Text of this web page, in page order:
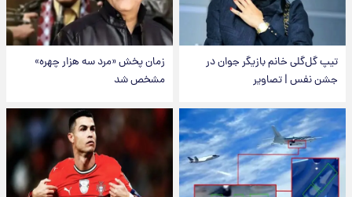
تیپ گل‌گلی خانم بازیگر جوان در
جشن نفس | تصاویر
زمان پخش «مرد سه هزار چهره»
مشخص شد